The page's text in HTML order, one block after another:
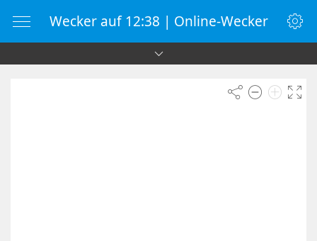
Wecker auf 12:38 | Online-Wecker